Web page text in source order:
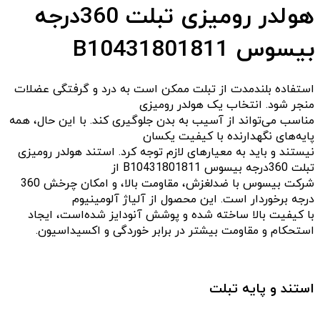
هولدر رومیزی تبلت 360درجه
بیسوس B10431801811
استفاده بلندمدت از تبلت ممکن است به درد و گرفتگی عضلات
منجر شود. انتخاب یک هولدر رومیزی
مناسب می‌تواند از آسیب به بدن جلوگیری کند. با این حال، همه
پایه‌های نگهدارنده با کیفیت یکسان
نیستند و باید به معیارهای لازم توجه کرد. استند هولدر رومیزی
تبلت 360درجه بیسوس B10431801811 از
شرکت بیسوس با ضدلغزش، مقاومت بالا، و امکان چرخش 360
درجه برخوردار است. این محصول از آلیاژ آلومینیوم
با کیفیت بالا ساخته شده و پوشش آنودایز شده‌است، ایجاد
استحکام و مقاومت بیشتر در برابر خوردگی و اکسیداسیون.
استند و پایه تبلت